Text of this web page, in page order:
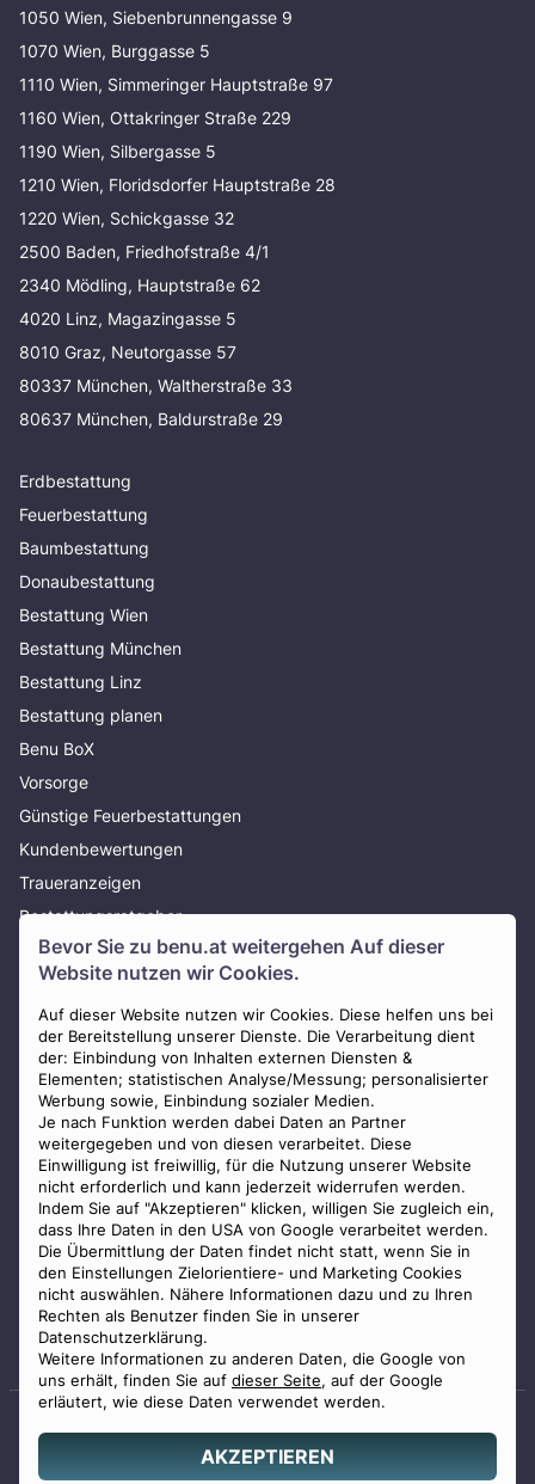
Bevor Sie zu benu.at weitergehen Auf dieser
Website nutzen wir Cookies.
Auf dieser Website nutzen wir Cookies. Diese helfen uns bei
der Bereitstellung unserer Dienste. Die Verarbeitung dient
der: Einbindung von Inhalten externen Diensten &
Elementen; statistischen Analyse/Messung; personalisierter
Werbung sowie, Einbindung sozialer Medien.
Je nach Funktion werden dabei Daten an Partner
weitergegeben und von diesen verarbeitet. Diese
Einwilligung ist freiwillig, für die Nutzung unserer Website
nicht erforderlich und kann jederzeit widerrufen werden.
Indem Sie auf "Akzeptieren" klicken, willigen Sie zugleich ein,
dass Ihre Daten in den USA von Google verarbeitet werden.
Die Übermittlung der Daten findet nicht statt, wenn Sie in
den Einstellungen Zielorientiere- und Marketing Cookies
nicht auswählen. Nähere Informationen dazu und zu Ihren
Rechten als Benutzer finden Sie in unserer
Datenschutzerklärung.
Weitere Informationen zu anderen Daten, die Google von
uns erhält, finden Sie auf dieser Seite, auf der Google
erläutert, wie diese Daten verwendet werden.
AKZEPTIEREN
1050 Wien, Siebenbrunnengasse 9
1070 Wien, Burggasse 5
1110 Wien, Simmeringer Hauptstraße 97
1160 Wien, Ottakringer Straße 229
1190 Wien, Silbergasse 5
1210 Wien, Floridsdorfer Hauptstraße 28
1220 Wien, Schickgasse 32
2500 Baden, Friedhofstraße 4/1
2340 Mödling, Hauptstraße 62
4020 Linz, Magazingasse 5
8010 Graz, Neutorgasse 57
80337 München, Waltherstraße 33
80637 München, Baldurstraße 29
Erdbestattung
Feuerbestattung
Baumbestattung
Donaubestattung
Bestattung Wien
Bestattung München
Bestattung Linz
Bestattung planen
Benu BoX
Vorsorge
Günstige Feuerbestattungen
Kundenbewertungen
Traueranzeigen
Bestattungsratgeber
Über uns
Presse
AGB
Impressum
Datenschutz
Widerrufsbelehrung
Zahlungsmöglichkeiten
Staatlich geprüfter
© 2026 Benu GmbH. Alle Rechte vorbehalten.